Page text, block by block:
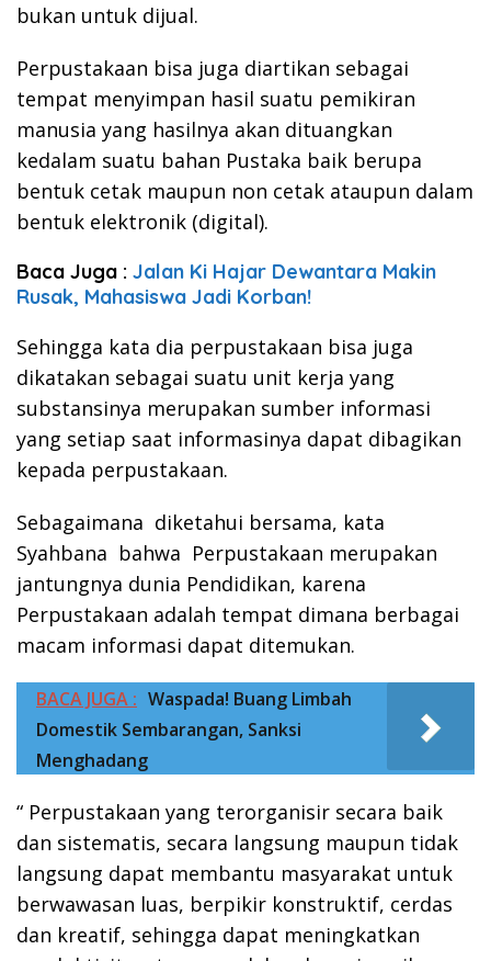
bukan untuk dijual.
Perpustakaan bisa juga diartikan sebagai
tempat menyimpan hasil suatu pemikiran
manusia yang hasilnya akan dituangkan
kedalam suatu bahan Pustaka baik berupa
bentuk cetak maupun non cetak ataupun dalam
bentuk elektronik (digital).
Baca Juga : Jalan Ki Hajar Dewantara Makin
Rusak, Mahasiswa Jadi Korban!
Sehingga kata dia perpustakaan bisa juga
dikatakan sebagai suatu unit kerja yang
substansinya merupakan sumber informasi
yang setiap saat informasinya dapat dibagikan
kepada perpustakaan.
Sebagaimana diketahui bersama, kata
Syahbana bahwa Perpustakaan merupakan
jantungnya dunia Pendidikan, karena
Perpustakaan adalah tempat dimana berbagai
macam informasi dapat ditemukan.
BACA JUGA : Waspada! Buang Limbah
Domestik Sembarangan, Sanksi
Menghadang
“ Perpustakaan yang terorganisir secara baik
dan sistematis, secara langsung maupun tidak
langsung dapat membantu masyarakat untuk
berwawasan luas, berpikir konstruktif, cerdas
dan kreatif, sehingga dapat meningkatkan